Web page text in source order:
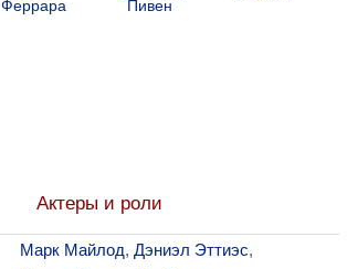
Феррара
Пивен
Актеры и роли
Марк Майлод, Дэниэл Эттиэс,